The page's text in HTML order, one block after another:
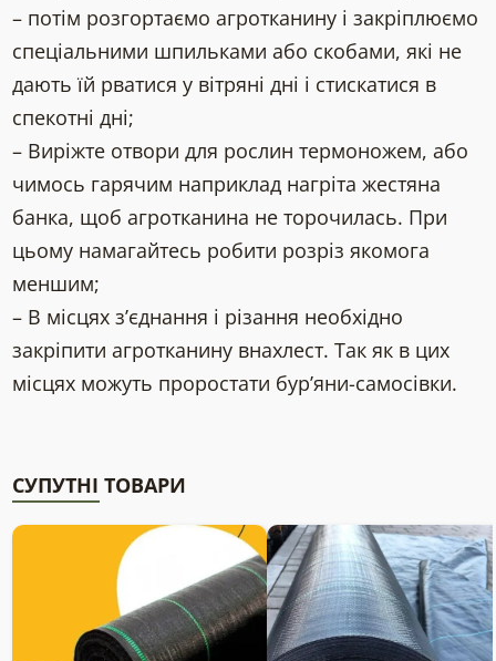
– потім розгортаємо агротканину і закріплюємо
спеціальними шпильками або скобами, які не
дають їй рватися у вітряні дні і стискатися в
спекотні дні;
– Виріжте отвори для рослин термоножем, або
чимось гарячим наприклад нагріта жестяна
банка, щоб агротканина не торочилась. При
цьому намагайтесь робити розріз якомога
меншим;
– В місцях з’єднання і різання необхідно
закріпити агротканину внахлест. Так як в цих
місцях можуть проростати бур’яни-самосівки.
СУПУТНІ ТОВАРИ